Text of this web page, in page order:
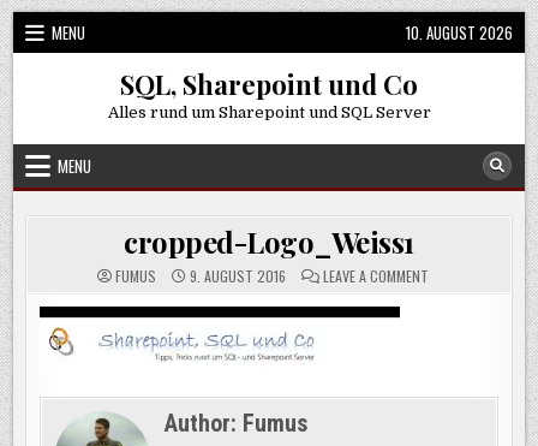
Skip
to
content
MENU 10. AUGUST 2026
SQL, Sharepoint und Co
Alles rund um Sharepoint und SQL Server
MENU
cropped-Logo_Weiss1
FUMUS 9. AUGUST 2016 LEAVE A COMMENT
Author: Fumus